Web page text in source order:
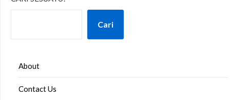
Cari
About
Contact Us